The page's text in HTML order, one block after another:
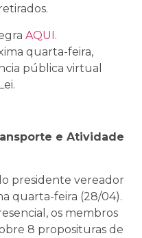
AQUI.
quarta-feira,
pública virtual
e Atividade
presidente vereador
quarta-feira (28/04).
os membros
8 proposituras de